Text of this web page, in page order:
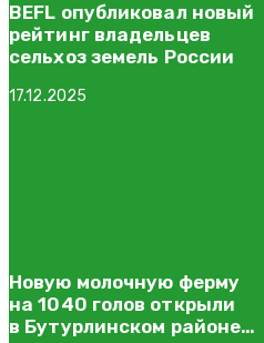
BEFL опубликовал новый
рейтинг владельцев
сельхоз земель России
17.12.2025
Новую молочную ферму
на 1040 голов открыли
в Бутурлинском районе